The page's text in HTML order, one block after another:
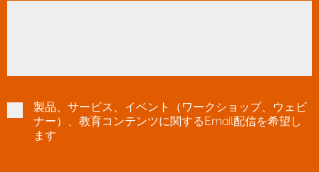
製品、サービス、イベント（ワークショップ、ウェビ
ナー）、教育コンテンツに関するEmail配信を希望し
ます